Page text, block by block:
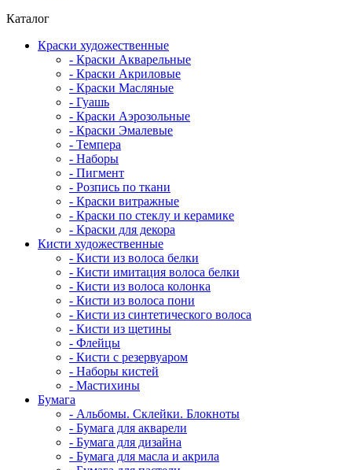
Каталог
Краски художественные
- Краски Акварельные
- Краски Акриловые
- Краски Масляные
- Гуашь
- Краски Аэрозольные
- Краски Эмалевые
- Темпера
- Наборы
- Пигмент
- Розпись по ткани
- Краски витражные
- Краски по стеклу и керамике
- Краски для декора
Кисти художественные
- Кисти из волоса белки
- Кисти имитация волоса белки
- Кисти из волоса колонка
- Кисти из волоса пони
- Кисти из синтетического волоса
- Кисти из щетины
- Флейцы
- Кисти с резервуаром
- Наборы кистей
- Мастихины
Бумага
- Альбомы. Склейки. Блокноты
- Бумага для акварели
- Бумага для дизайна
- Бумага для масла и акрила